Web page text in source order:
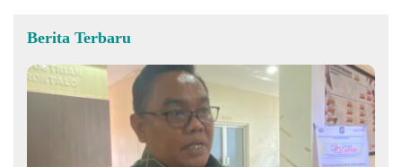
Berita Terbaru